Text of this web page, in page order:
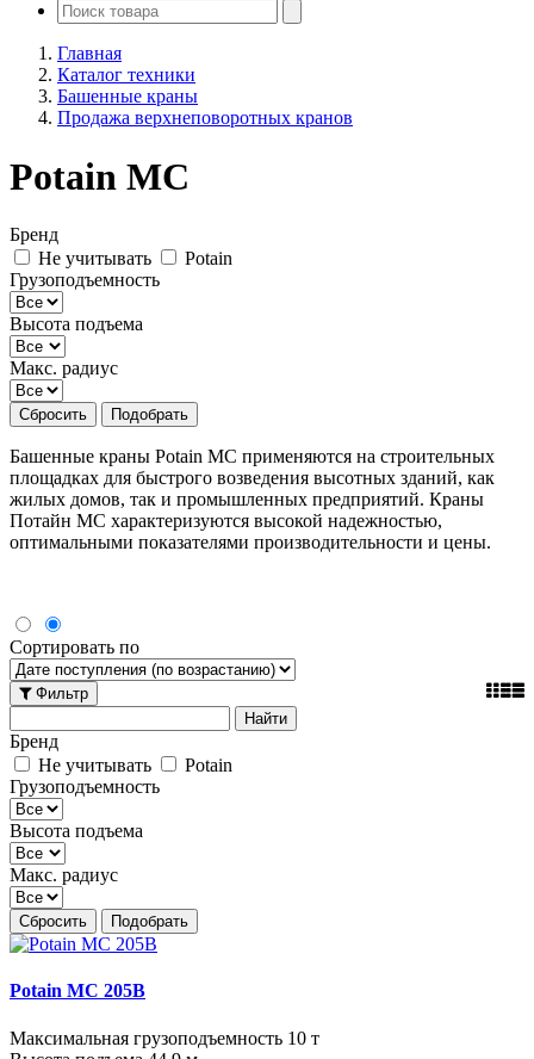
Главная
Каталог техники
Башенные краны
Продажа верхнеповоротных кранов
Potain MC
Бренд
Не учитывать
Potain
Грузоподъемность
Высота подъема
Макс. радиус
Сбросить Подобрать
Башенные краны Potain MC применяются на строительных
площадках для быстрого возведения высотных зданий, как
жилых домов, так и промышленных предприятий. Краны
Потайн МС характеризуются высокой надежностью,
оптимальными показателями производительности и цены.
Сортировать по
Фильтр
Бренд
Не учитывать
Potain
Грузоподъемность
Высота подъема
Макс. радиус
Сбросить Подобрать
Potain MC 205B
Максимальная грузоподъемность 10 т